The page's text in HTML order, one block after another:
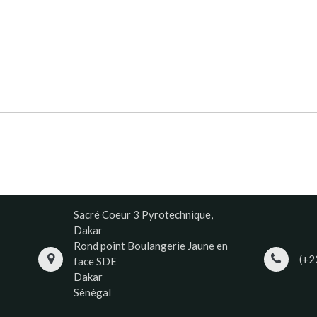
Sacré Coeur 3 Pyrotechnique,
Dakar
Rond point Boulangerie Jaune en
face SDE
Dakar
Sénégal